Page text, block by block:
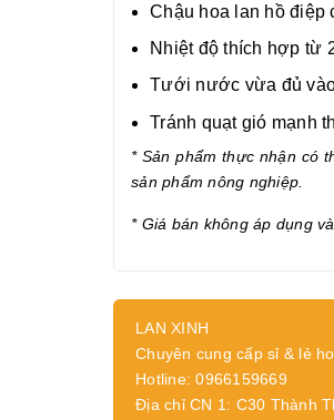
Chậu hoa lan hồ điệp
Nhiệt độ thích hợp từ
Tưới nước vừa đủ
Tránh quạt gió mạnh
* Sản phẩm thực nhận có
sản phẩm nông nghiệp.
* Giá bán không áp dụng
LAN XINH
Chuyên cung cấp sỉ & lẻ
Hotline: 0966159669
Địa chỉ CN 1: C30 Thành